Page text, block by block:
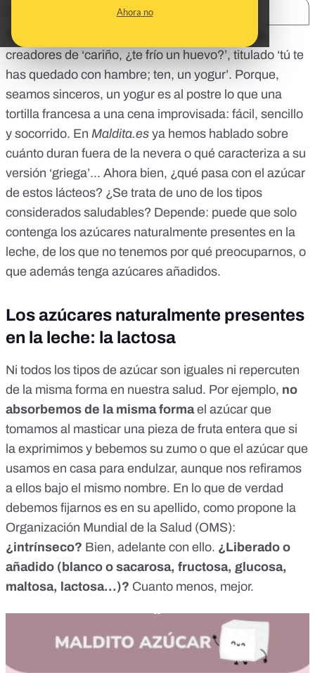
Ahora no
Seguro que has oído el segundo sencillo de los
creadores de ‘cariño, ¿te frío un huevo?’, titulado ‘tú te
has quedado con hambre; ten, un yogur’. Porque,
seamos sinceros, un yogur es al postre lo que una
tortilla francesa a una cena improvisada: fácil, sencillo
y socorrido. En Maldita.es ya hemos hablado sobre
cuánto duran fuera de la nevera o qué caracteriza a su
versión ‘griega’... Ahora bien, ¿qué pasa con el azúcar
de estos lácteos? ¿Se trata de uno de los tipos
considerados saludables? Depende: puede que solo
contenga los azúcares naturalmente presentes en la
leche, de los que no tenemos por qué preocuparnos, o
que además tenga azúcares añadidos.
Los azúcares naturalmente presentes
en la leche: la lactosa
Ni todos los tipos de azúcar son iguales ni repercuten
de la misma forma en nuestra salud. Por ejemplo, no
absorbemos de la misma formael azúcar que
tomamos al masticar una pieza de fruta entera que si
la exprimimos y bebemos su zumo o que el azúcar que
usamos en casa para endulzar, aunque nos refiramos
a ellos bajo el mismo nombre. En lo que de verdad
debemos fijarnos es en su apellido, como propone la
Organización Mundial de la Salud (OMS):
¿intrínseco? Bien, adelante con ello. ¿Liberado o
añadido (blanco o sacarosa, fructosa, glucosa,
maltosa, lactosa…)? Cuanto menos, mejor.